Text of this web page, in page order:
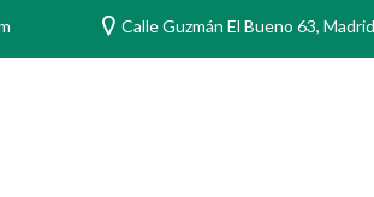
Calle Guzmán El Bueno 63, Madrid